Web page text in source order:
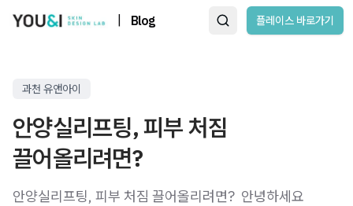
Blog 플레이스 바로가기
과천 유앤아이
안양실리프팅, 피부 처짐
끌어올리려면?
안양실리프팅, 피부 처짐 끌어올리려면? ​ 안녕하세요